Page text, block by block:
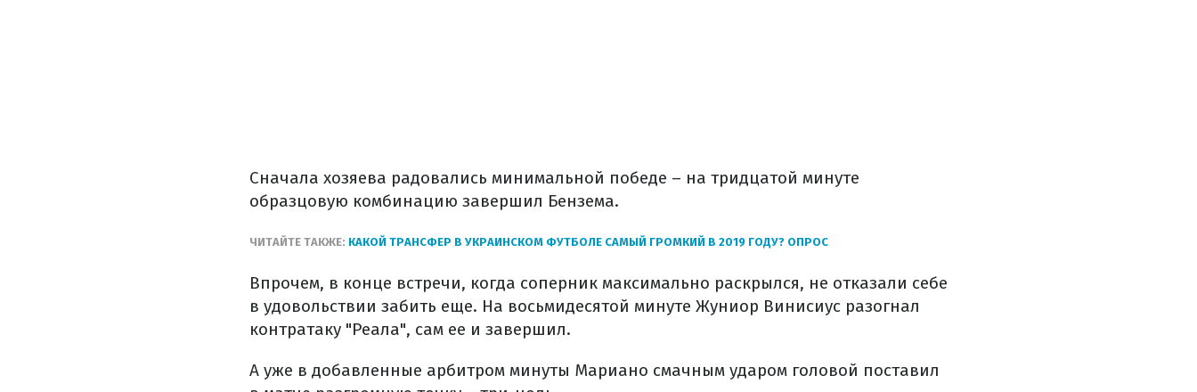
Сначала хозяева радовались минимальной победе – на тридцатой минуте
образцовую комбинацию завершил Бензема.
ЧИТАЙТЕ ТАКЖЕ: КАКОЙ ТРАНСФЕР В УКРАИНСКОМ ФУТБОЛЕ САМЫЙ ГРОМКИЙ В 2019 ГОДУ? ОПРОС
Впрочем, в конце встречи, когда соперник максимально раскрылся, не отказали себе
в удовольствии забить еще. На восьмидесятой минуте Жуниор Винисиус разогнал
контратаку "Реала", сам ее и завершил.
А уже в добавленные арбитром минуты Мариано смачным ударом головой поставил